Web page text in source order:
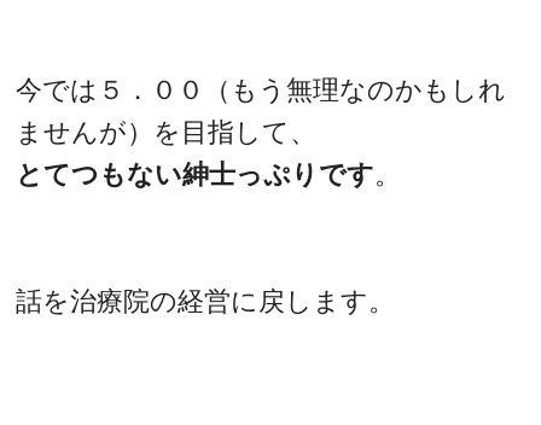
今では５．００（もう無理なのかもしれ
ませんが）を目指して、
とてつもない紳士っぷりです。
話を治療院の経営に戻します。